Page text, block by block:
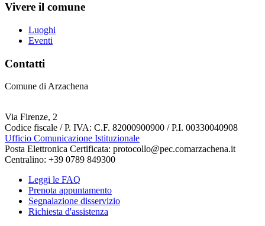
Vivere il comune
Luoghi
Eventi
Contatti
Comune di Arzachena
Via Firenze, 2
Codice fiscale / P. IVA: C.F. 82000900900 / P.I. 00330040908
Ufficio Comunicazione Istituzionale
Posta Elettronica Certificata: protocollo@pec.comarzachena.it
Centralino: +39 0789 849300
Leggi le FAQ
Prenota appuntamento
Segnalazione disservizio
Richiesta d'assistenza